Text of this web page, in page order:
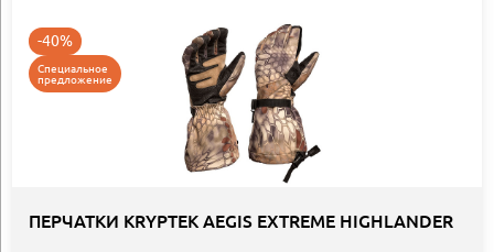
-40%
Специальное
предложение
ПЕРЧАТКИ KRYPTEK AEGIS EXTREME HIGHLANDER